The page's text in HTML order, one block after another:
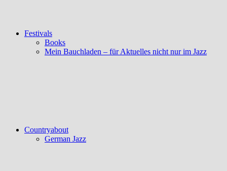
Festivals
Books
Mein Bauchladen – für Aktuelles nicht nur im Jazz
Countryabout
German Jazz